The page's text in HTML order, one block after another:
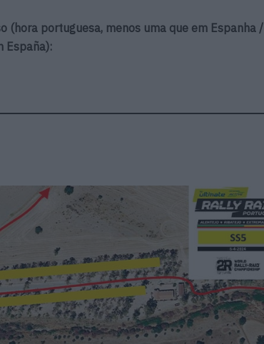
(hora portuguesa, menos uma que em Espanha /
España):